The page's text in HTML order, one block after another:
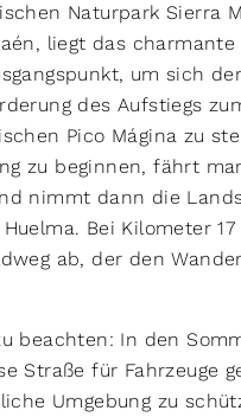
Naturpark Sierra
liegt das
um sich der
des Aufstiegs
Pico Mágina zu
zu beginnen, fährt
nimmt dann die
Bei Kilometer
ab, der den
beachten: In den
Straße für Fahrzeuge
Umgebung zu